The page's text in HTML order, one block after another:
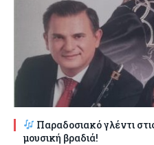
Παραδοσιακό γλέντι
μουσική βραδιά!